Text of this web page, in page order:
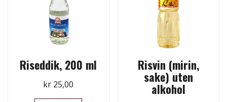
Riseddik, 200 ml
kr 25,00
Risvin (mirin,
sake) uten
alkohol